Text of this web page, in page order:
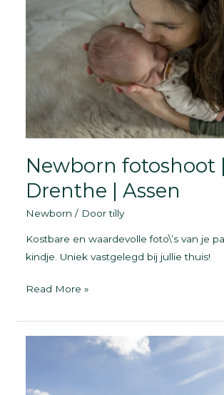
Newborn fotoshoot |
Drenthe | Assen
Newborn / Doortilly
Kostbare en waardevolle foto\’s van je
kindje. Uniek vastgelegd bij jullie thuis!
Newborn
|
Read More »